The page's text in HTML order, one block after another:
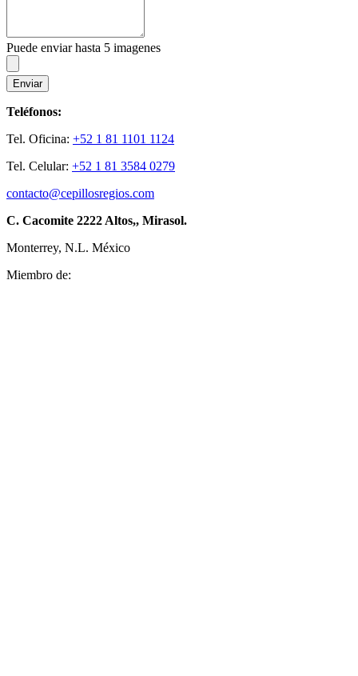
Puede enviar hasta 5 imagenes
Enviar
Teléfonos:
Tel. Oficina: +52 1 81 1101 1124
Tel. Celular: +52 1 81 3584 0279
contacto@cepillosregios.com
C. Cacomite 2222 Altos,, Mirasol.
Monterrey, N.L. México
Miembro de: